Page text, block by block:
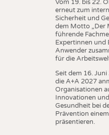
Vom 19. bis 22.
erneut zum
Sicherheit und
dem Motto „Der
führende
Expertinnen und
Anwender
für die
Seit dem 16.
die A+A 2027
Organisationen
Innovationen
Gesundheit bei
Prävention
präsentieren.